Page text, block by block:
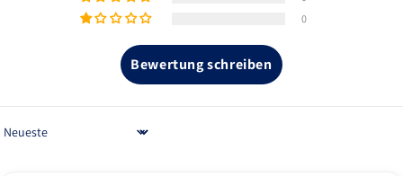
0
Bewertung schreiben
Sort by